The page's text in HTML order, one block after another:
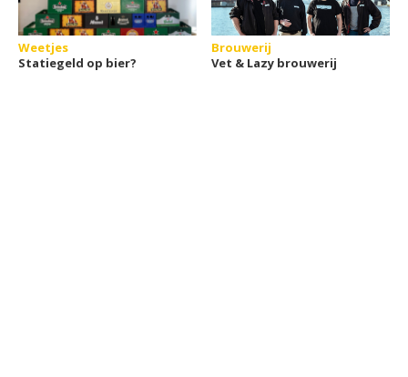
Weetjes
Statiegeld op bier?
Brouwerij
Vet & Lazy brouwerij